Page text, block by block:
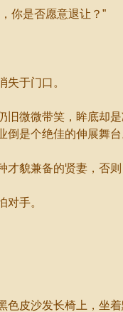
你是否愿意退让？”
于门口。
微带笑，眸底却是
是个绝佳的伸展舞台
兼备的贤妻，否则
手。
沙发长椅上，坐着